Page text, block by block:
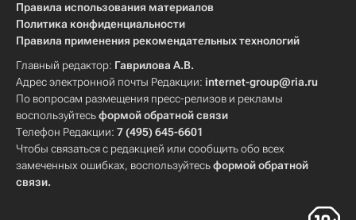
Правила использования материалов
Политика конфиденциальности
Правила применения рекомендательных технологий
Главный редактор: Гаврилова А.В.
Адрес электронной почты Редакции: internet-group@ria.ru
По вопросам размещения пресс-релизов и рекламы
воспользуйтесьформой обратной связи
Телефон Редакции: 7 (495) 645-6601
Чтобы связаться с редакцией или сообщить обо всех
замеченных ошибках, воспользуйтесьформой обратной
связи.